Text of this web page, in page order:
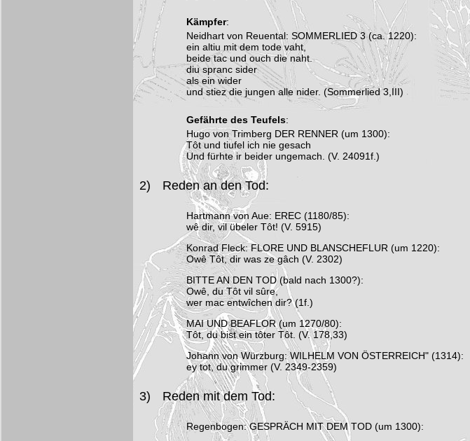
Kämpfer:
Neidhart von Reuental: SOMMERLIED 3 (ca. 1220):
ein altiu mit dem tode vaht,
beide tac und ouch die naht.
diu spranc sider
als ein wider
und stiez die jungen alle nider. (Sommerlied 3,III)
Gefährte des Teufels:
Hugo von Trimberg DER RENNER (um 1300):
Tôt und tiufel ich nie gesach
Und fürhte ir beider ungemach. (V. 24091f.)
2) Reden an den Tod:
Hartmann von Aue: EREC (1180/85):
wê dir, vil übeler Tôt! (V. 5915)
Konrad Fleck: FLORE UND BLANSCHEFLUR (um 1220):
Owê Tôt, dir was ze gâch (V. 2302)
BITTE AN DEN TOD (bald nach 1300?):
Owê, du Tôt vil sûre,
wer mac entwîchen dir? (1f.)
MAI UND BEAFLOR (um 1270/80):
Tôt, du bist ein tôter Tôt. (V. 178,33)
Johann von Würzburg: WILHELM VON ÖSTERREICH" (1314):
ey tot, du grimmer (V. 2349-2359)
3) Reden mit dem Tod:
Regenbogen: GESPRÄCH MIT DEM TOD (um 1300):